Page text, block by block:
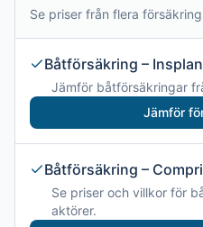
Se priser från flera
Båtförsäkring –
Jämför båtförsäkringar
Jämför
Båtförsäkring –
Se priser och villkor för
aktörer.